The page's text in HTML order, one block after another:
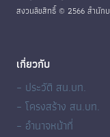
สงวนลิขสิทธิ์ © 2566 สำนัก
เกี่ยวกับ
– ประวัติ สน.บท.
– โครงสร้าง สน.บท.
– อำนาจหน้าที่